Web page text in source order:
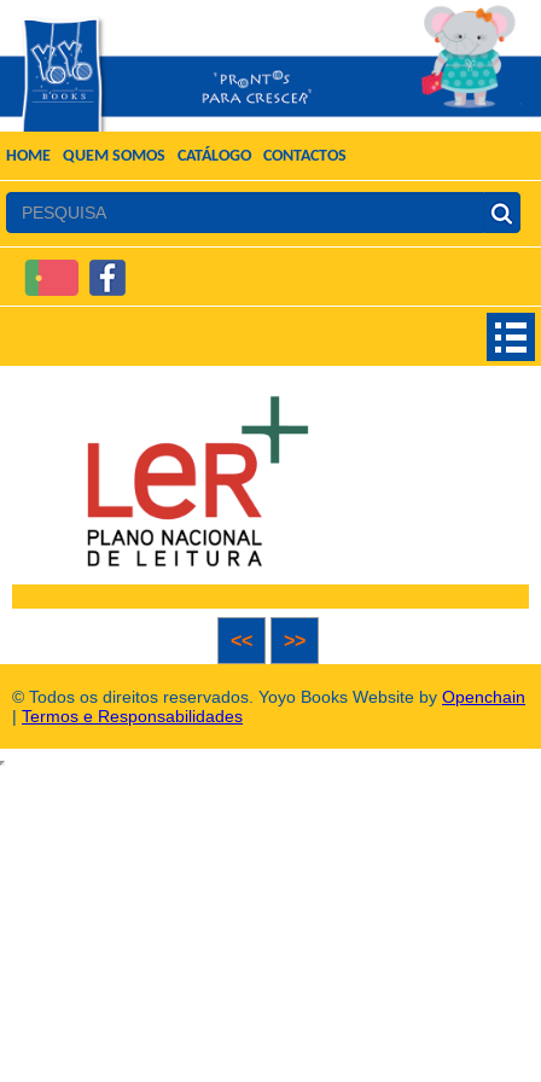
HOME QUEM SOMOS CATÁLOGO CONTACTOS
<< >>
© Todos os direitos reservados. Yoyo Books Website by Openchain
| Termos e Responsabilidades